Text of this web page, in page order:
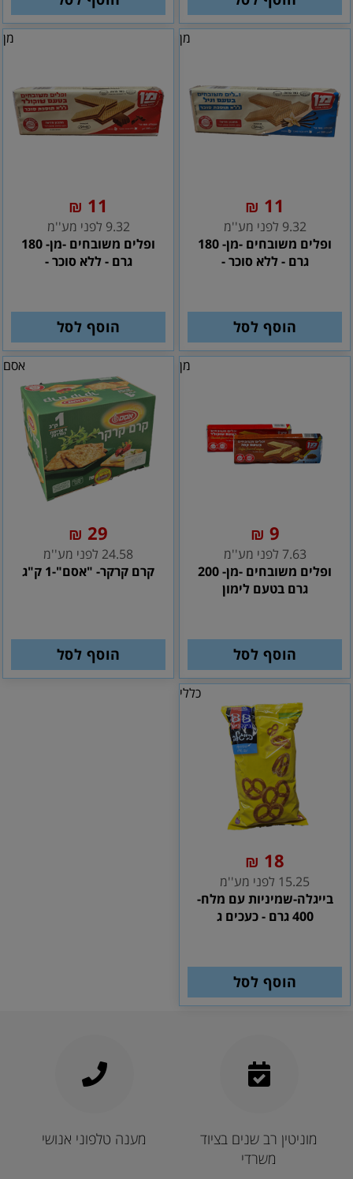
מן
11
₪
9.32 לפני מע''מ
ופלים משובחים -מן- 180
גרם - ללא סוכר -
הוסף לסל
מן
11
₪
9.32 לפני מע''מ
ופלים משובחים -מן- 180
גרם - ללא סוכר -
הוסף לסל
מן
9
₪
7.63 לפני מע''מ
ופלים משובחים -מן- 200
גרם בטעם לימון
הוסף לסל
אסם
29
₪
24.58 לפני מע''מ
קרם קרקר- "אסם"-1 ק"ג
הוסף לסל
כללי
18
₪
15.25 לפני מע''מ
בייגלה-שמיניות עם מלח-
400 גרם - כעכים ג
הוסף לסל
מענה טלפוני אנושי
מוניטין רב שנים בציוד
משרדי